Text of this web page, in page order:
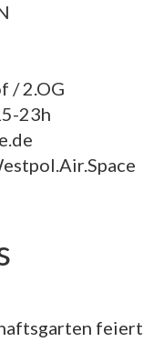
/ 2.OG
23h
feiert